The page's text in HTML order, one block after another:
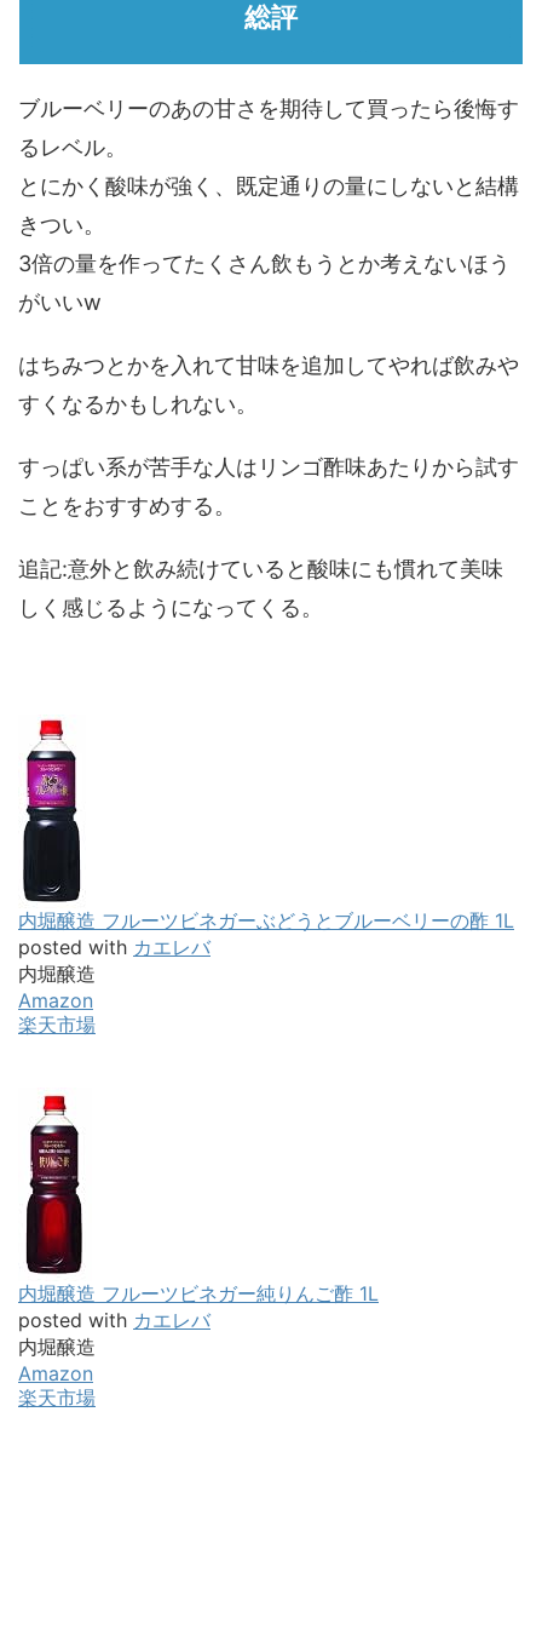
総評
ブルーベリーのあの甘さを期待して買ったら後悔す
るレベル。
とにかく酸味が強く、既定通りの量にしないと結構
きつい。
3倍の量を作ってたくさん飲もうとか考えないほう
がいいw
はちみつとかを入れて甘味を追加してやれば飲みや
すくなるかもしれない。
すっぱい系が苦手な人はリンゴ酢味あたりから試す
ことをおすすめする。
追記:意外と飲み続けていると酸味にも慣れて美味
しく感じるようになってくる。
内堀醸造 フルーツビネガーぶどうとブルーベリーの酢 1L
posted with カエレバ
内堀醸造
Amazon
楽天市場
内堀醸造 フルーツビネガー純りんご酢 1L
posted with カエレバ
内堀醸造
Amazon
楽天市場